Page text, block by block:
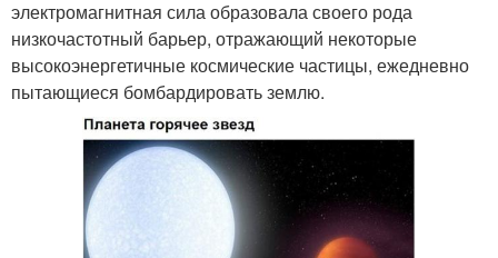
электромагнитная сила образовала своего рода
низкочастотный барьер, отражающий некоторые
высокоэнергетичные космические частицы, ежедневно
пытающиеся бомбардировать землю.